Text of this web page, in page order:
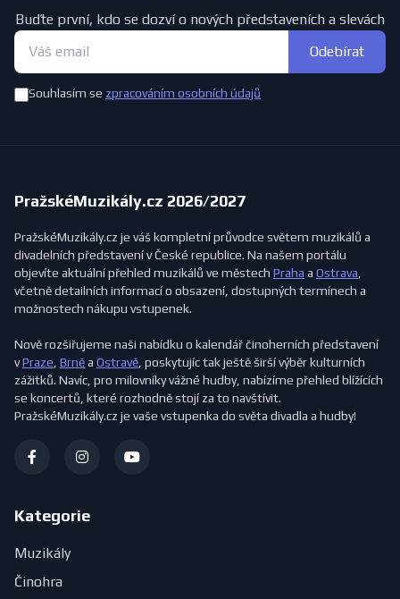
Buďte první, kdo se dozví o nových představeních a slevách
Odebírat
Souhlasím se zpracováním osobních údajů
PražskéMuzikály.cz 2026/2027
PražskéMuzikály.cz je váš kompletní průvodce světem muzikálů a
divadelních představení v České republice. Na našem portálu
objevíte aktuální přehled muzikálů ve městech Praha a Ostrava
včetně detailních informací o obsazení, dostupných termínech a
možnostech nákupu vstupenek.
Nově rozšiřujeme naši nabídku o kalendář činoherních představení
vPraze Brněa Ostravě , poskytujíc tak ještě širší výběr kulturních
zážitků. Navíc, pro milovníky vážné hudby, nabízíme přehled blížících
se koncertů, které rozhodně stojí za to navštívit.
PražskéMuzikály.cz je vaše vstupenka do světa divadla a hudby!
Kategorie
Muzikály
Činohra